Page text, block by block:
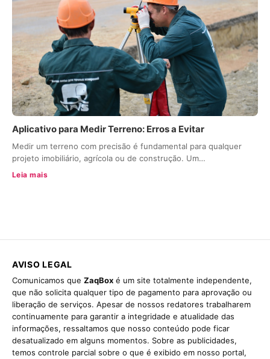
Aplicativo para Medir Terreno: Erros a Evitar
Medir um terreno com precisão é fundamental para qualquer
projeto imobiliário, agrícola ou de construção. Um…
Leia mais
AVISO LEGAL
Comunicamos que ZaqBox é um site totalmente independente,
que não solicita qualquer tipo de pagamento para aprovação ou
liberação de serviços. Apesar de nossos redatores trabalharem
continuamente para garantir a integridade e atualidade das
informações, ressaltamos que nosso conteúdo pode ficar
desatualizado em alguns momentos. Sobre as publicidades,
temos controle parcial sobre o que é exibido em nosso portal,